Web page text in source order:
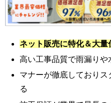
ネット販売に特化＆大量
高い工事品質で雨漏り
マナーが徹底しており
る